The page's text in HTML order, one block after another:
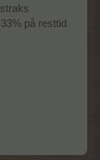
på resttid